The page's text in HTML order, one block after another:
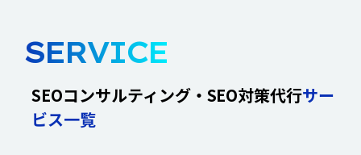
SERVICE
SEOコンサルティング・SEO対策代行サー
ビス一覧